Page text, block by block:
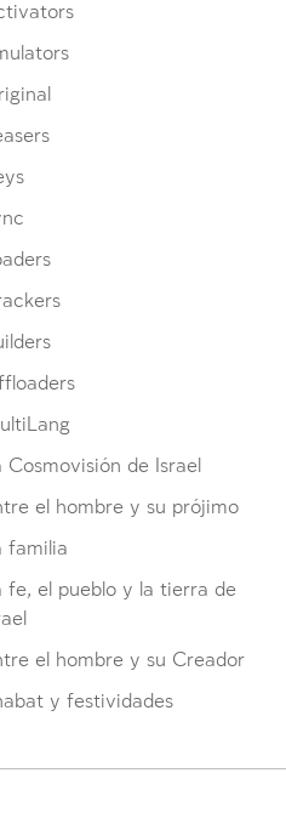
Cosmovisión de Israel
el hombre y su prójimo
familia
fe, el pueblo y la tierra de
el hombre y su Creador
y festividades